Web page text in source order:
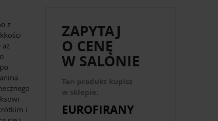
z
aż
i
ZAPYTAJ
O CENĘ
W SALONIE
Ten produkt kupisz
w sklepie:
EUROFIRANY